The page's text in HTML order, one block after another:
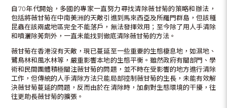
自70年代開始，多國的專家一直努力尋找清除薇甘菊的策略和辦法，
包括將薇甘菊在中南美洲的天敵引進到馬來西亞及所羅門群島，但該種
昆蟲在該兩處地區完全不能落戶，無法發揮效用；至今除了用人手清除
和噴灑除莠劑外，一直未能找到徹底清除薇甘菊的方法。
薇甘菊在香港沒有天敵，現已蔓延至一些重要的生態棲息地，如濕地、
鷺鳥林和風水林等，嚴重影響本地的生態平衡。雖然政府有關部門、學
術和民間團體積極關注薇甘菊的問題，並不時在受影響的地方進行清除
工作，但傳統的人手清除方法只能局部控制薇甘菊的生長，未能有效解
決薇甘菊蔓延的問題，反而由於在清除時，加劇對生態環境的干擾，往
往更助長薇甘菊的擴張。